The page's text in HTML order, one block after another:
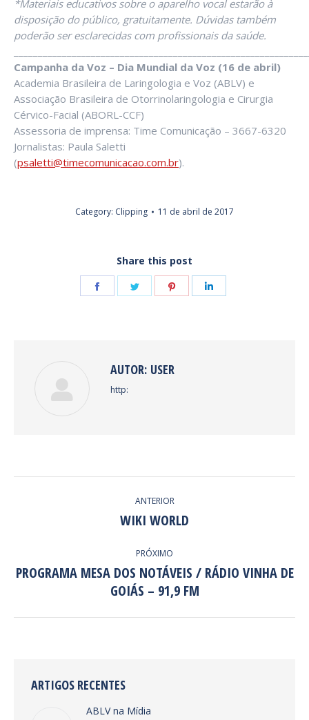
*Materiais educativos sobre o aparelho vocal estarão à
disposição do público, gratuitamente. Dúvidas também
poderão ser esclarecidas com profissionais da saúde.
Campanha da Voz – Dia Mundial da Voz (16 de abril)
Academia Brasileira de Laringologia e Voz (ABLV) e
Associação Brasileira de Otorrinolaringologia e Cirurgia
Cérvico-Facial (ABORL-CCF)
Assessoria de imprensa: Time Comunicação – 3667-6320
Jornalistas: Paula Saletti
(psaletti@timecomunicacao.com.br).
Category: Clipping 11 de abril de 2017
Share this post
Share
Share
Share
AUTOR: USER
http:
ANTERIOR
Post
WIKI WORLD
PRÓXIMO
Próximo
post:
PROGRAMA MESA DOS NOTÁVEIS / RÁDIO VINHA DE
GOIÁS – 91,9 FM
ARTIGOS RECENTES
ABLV na Mídia